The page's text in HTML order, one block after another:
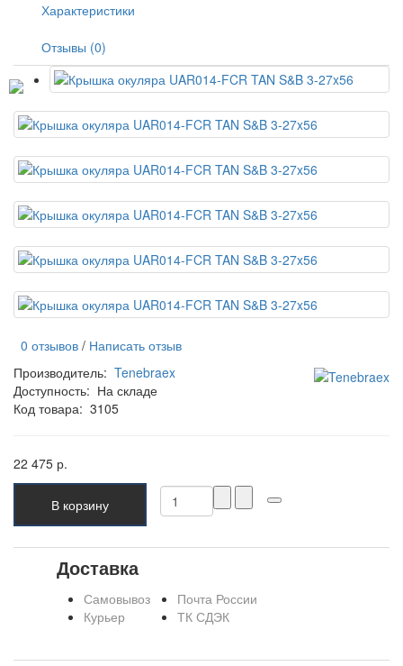
Характеристики
Отзывы (0)
0 отзывов / Написать отзыв
Производитель: Tenebraex
Доступность: На складе
Код товара: 3105
22 475 р.
В корзину
Доставка
Самовывоз
Курьер
Почта России
ТК СДЭК